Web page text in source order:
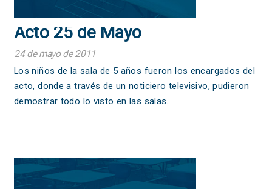
Acto 25 de Mayo
24 de mayo de 2011
Los niños de la sala de 5 años fueron los encargados del
acto, donde a través de un noticiero televisivo, pudieron
demostrar todo lo visto en las salas.